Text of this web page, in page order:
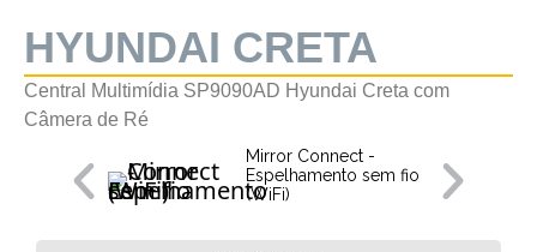
HYUNDAI CRETA
Central Multimídia SP9090AD Hyundai Creta com
Câmera de Ré
Mirror Connect -
Espelhamento sem fio
(WiFi)